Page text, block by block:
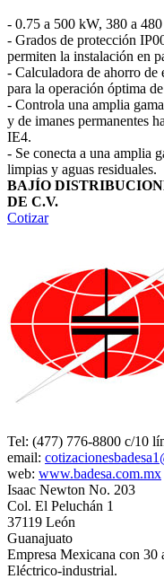
- 0.75 a 500 kW, 380 a
- Grados de protección
permiten la instalación en
- Calculadora de ahorro de
para la operación óptima
- Controla una amplia
y de imanes permanentes
IE4.
- Se conecta a una amplia
limpias y aguas residuales.
BAJÍO
DE C.V.
Cotizar
Tel: (477) 776-8800 c/10
email:
web: www.badesa.com.mx
Isaac Newton No. 203
Col. El Peluchán 1
37119 León
Guanajuato
Empresa Mexicana con 30
Eléctrico-industrial.